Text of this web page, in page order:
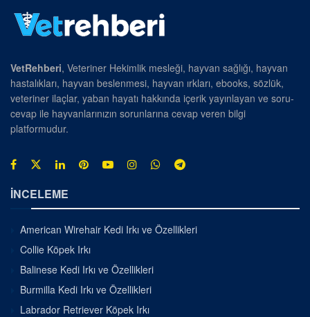
VetRehberi, Veteriner Hekimlik mesleği, hayvan sağlığı, hayvan
hastalıkları, hayvan beslenmesi, hayvan ırkları, ebooks, sözlük,
veteriner ilaçlar, yaban hayatı hakkında içerik yayınlayan ve soru-
cevap ile hayvanlarınızın sorunlarına cevap veren bilgi
platformudur.
İNCELEME
American Wirehair Kedi Irkı ve Özellikleri
Collie Köpek Irkı
Balinese Kedi Irkı ve Özellikleri
Burmilla Kedi Irkı ve Özellikleri
Labrador Retriever Köpek Irkı